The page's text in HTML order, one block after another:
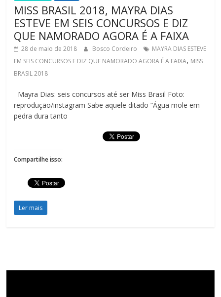
MISS BRASIL 2018, MAYRA DIAS
ESTEVE EM SEIS CONCURSOS E DIZ
QUE NAMORADO AGORA É A FAIXA
28 de maio de 2018 Bosco Cordeiro
MAYRA DIAS ESTEVE
EM SEIS CONCURSOS E DIZ QUE NAMORADO AGORA É A FAIXA, MISS
BRASIL 2018
Mayra Dias: seis concursos até ser Miss Brasil Foto:
reprodução/instagram Sabe aquele ditado “Água mole em
pedra dura tanto
Compartilhe isso:
Ler mais